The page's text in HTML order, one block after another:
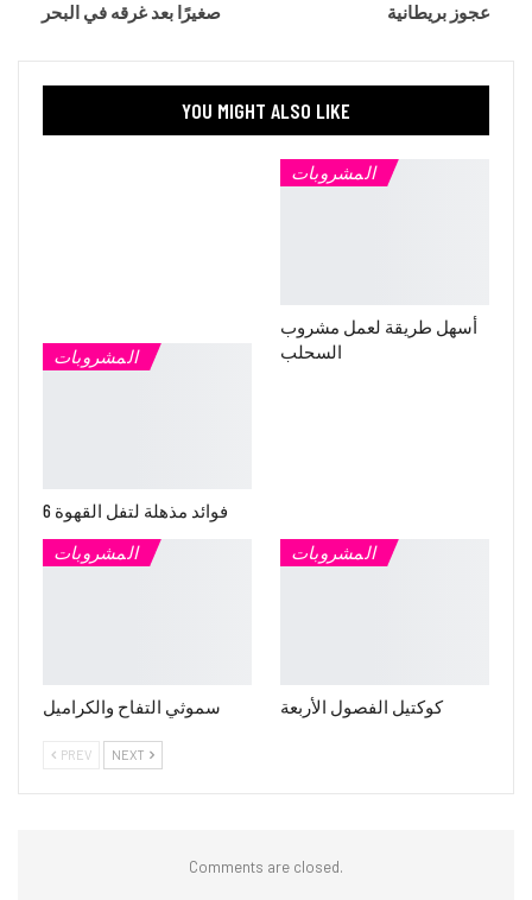
صغيرًا بعد غرقه في البحر
عجوز بريطانية
YOU MIGHT ALSO LIKE
المشروبات
6 فوائد مذهلة لتفل القهوة
المشروبات
أسهل طريقة لعمل مشروب
السحلب
المشروبات
سموثي التفاح والكراميل
المشروبات
كوكتيل الفصول الأربعة
PREV NEXT
Comments are closed.